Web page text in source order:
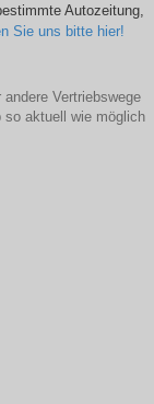
Autozeitung,
Sie uns bitte hier!
Vertriebswege
so aktuell wie möglich